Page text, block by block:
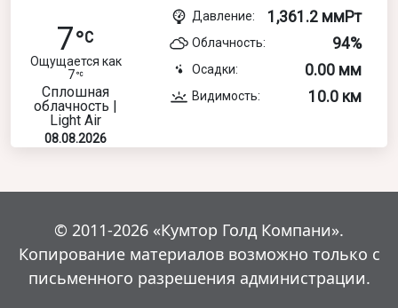
7
Ощущается как
7
Сплошная
облачность |
Light Air
08.08.2026
Давление: 1,361.2 ммРт
Облачность: 94%
Осадки: 0.00 мм
Видимость: 10.0 км
© 2011-2026 «Кумтор Голд Компани».
Копирование материалов возможно только с
письменного разрешения администрации.